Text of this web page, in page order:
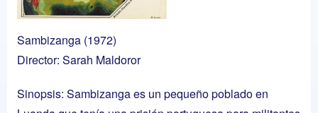
Sambizanga (1972)
Director: Sarah Maldoror
Sinopsis: Sambizanga es un pequeño poblado en